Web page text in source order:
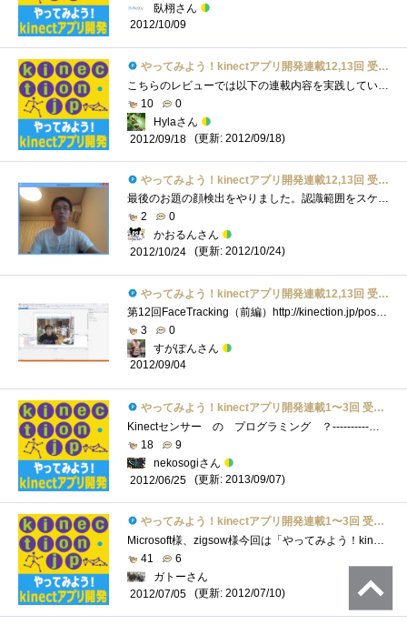
臥栩さん
2012/10/09
やってみよう！kinectアプリ開発連載12,13回 受講票
こちらのレビューでは以下の連載内容を実践していきます。やってみよう！Kinectアプリ開発-第12回FaceTracking（前編）http://kinection.jp/post/95やってみ�...
10
0
Hylaさん
2012/09/18
(更新: 2012/09/18)
やってみよう！kinectアプリ開発連載12,13回 受講票
最後のお題の顔検出をやりました。認識範囲をスケルトンで絞る分、速いですね。顔検出はC#ならMicrosoft.Kinect.Toolkit.FaceTracking、C++ならIFTFaceTrackerに...
2
0
かおるんさん
2012/10/24
(更新: 2012/10/24)
やってみよう！kinectアプリ開発連載12,13回 受講票
第12回FaceTracking（前編）http://kinection.jp/post/95 第13回FaceTracking（後編http://kinection.jp/post/96
3
0
すがぽんさん
2012/09/04
やってみよう！kinectアプリ開発連載1〜3回 受講票
Kinectセンサー の プログラミング ？----------▼---2012/11/514:09add-----▼----------------=======▽=====KinectSensorLinkList=======▽==========・kinectセンサー首振ロ�...
18
9
nekosogiさん
2012/06/25
(更新: 2013/09/07)
やってみよう！kinectアプリ開発連載1〜3回 受講票
Microsoft様、zigsow様今回は「やってみよう！kinectアプリ開発」レビュアーに選出いただきありがとうございます。C言語からのプログラムからは離れ�...
41
6
ガトーさん
2012/07/05
(更新: 2012/07/10)